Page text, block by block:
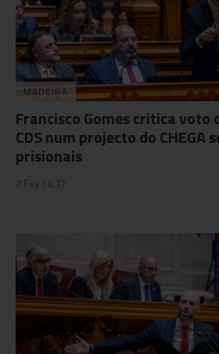
MADEIRA
Francisco Gomes critica voto
CDS num projecto do CHEGA
prisionais
7 Fev 14:37